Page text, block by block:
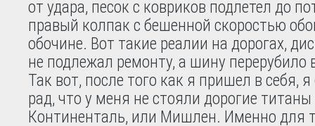
от удара, песок с ковриков подлетел до
правый колпак с бешенной скоростью
обочине. Вот такие реалии на дорогах,
не подлежал ремонту, а шину перерубило
Так вот, после того как я пришел в себя,
рад, что у меня не стояли дорогие
Континенталь, или Мишлен. Именно для